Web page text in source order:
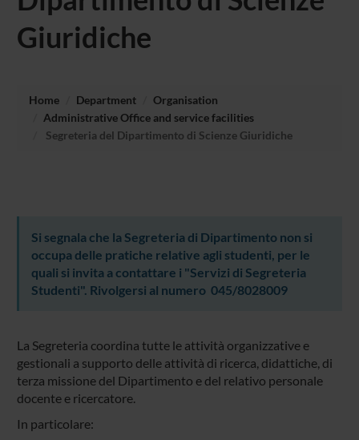
Giuridiche
Home Department
Organisation
Administrative Office and service facilities
Segreteria del Dipartimento di Scienze Giuridiche
Si segnala che la Segreteria di Dipartimento non si
occupa delle pratiche relative agli studenti, per le
quali si invita a contattare i "Servizi di Segreteria
Studenti". Rivolgersi al numero 045/8028009
La Segreteria coordina tutte le attività organizzative e
gestionali a supporto delle attività di ricerca, didattiche, di
terza missione del Dipartimento e del relativo personale
docente e ricercatore.
In particolare: